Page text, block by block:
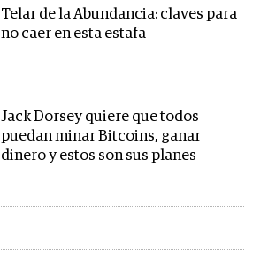
Telar de la Abundancia: claves para
no caer en esta estafa
Jack Dorsey quiere que todos
puedan minar Bitcoins, ganar
dinero y estos son sus planes